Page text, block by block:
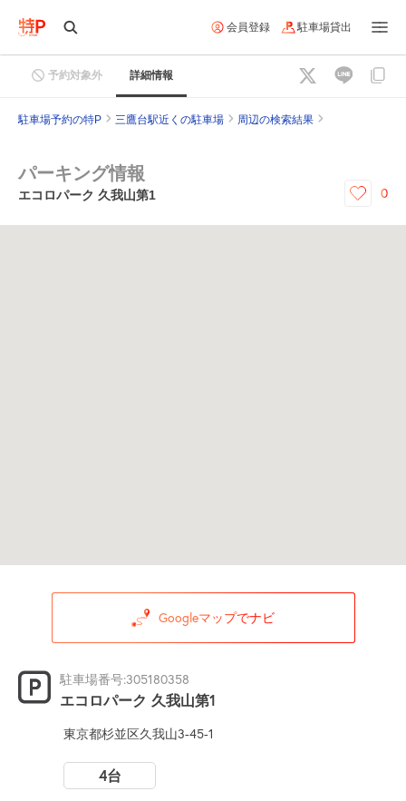
会員登録 駐車場貸出
予約対象外 詳細情報
駐車場予約の特P 三鷹台駅近くの駐車場 周辺の検索結果
パーキング情報
エコロパーク 久我山第1 0
Googleマップでナビ
駐車場番号:305180358
エコロパーク 久我山第1
東京都杉並区久我山3-45-1
4台